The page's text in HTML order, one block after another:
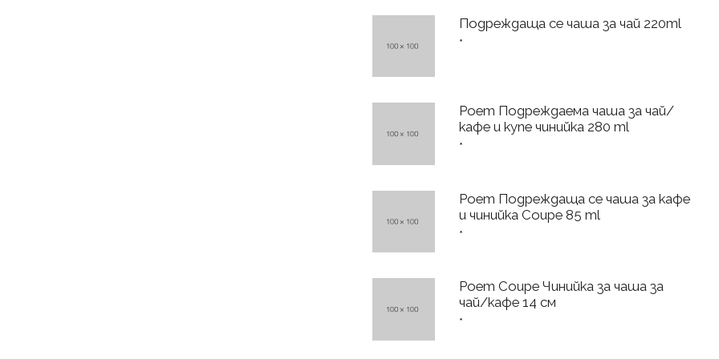
Подреждаща се чаша за чай 220ml
*
Poem Подреждаема чаша за чай/
кафе и купе чинийка 280 ml
*
Poem Подреждаща се чаша за кафе
и чинийка Coupe 85 ml
*
Poem Coupe Чинийка за чаша за
чай/кафе 14 см
*